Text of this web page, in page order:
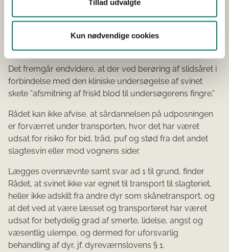
Tillad udvalgte
Kun nødvendige cookies
ankomsten til slagteriet fremstod svinet med en stor
udposning ved navlestedet med sårdannelse.
Udposningen pendulerede fra side til side ved gang.
Det fremgår endvidere, at der ved berøring af slidsåret i
forbindelse med den kliniske undersøgelse af svinet
skete ”afsmitning af friskt blod til undersøgerens fingre.”
Rådet kan ikke afvise, at sårdannelsen på udposningen
er forværret under transporten, hvor det har været
udsat for risiko for bid, tråd, puf og stød fra det andet
slagtesvin eller mod vognens sider.
Lægges ovennævnte samt svar ad 1 til grund, finder
Rådet, at svinet ikke var egnet til transport til slagteriet,
heller ikke adskilt fra andre dyr som skånetransport, og
at det ved at være læsset og transporteret har været
udsat for betydelig grad af smerte, lidelse, angst og
væsentlig ulempe, og dermed for uforsvarlig
behandling af dyr, jf. dyreværnslovens § 1.